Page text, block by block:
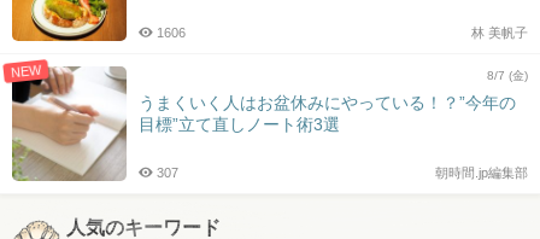
林 美帆子
1606
NEW 8/7 (金)
うまくいく人はお盆休みにやっている！？”今年の
目標”立て直しノート術3選
朝時間.jp編集部
307
人気のキーワード